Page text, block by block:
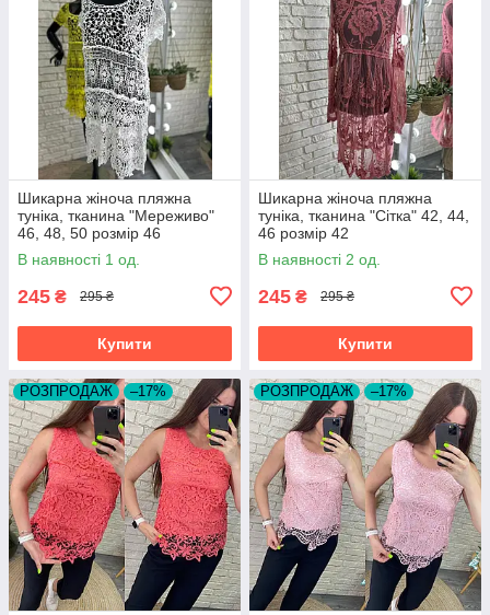
Шикарна жіноча пляжна
туніка, тканина "Мереживо"
46, 48, 50 розмір 46
В наявності 1 од.
245 ₴ 295 ₴
Купити
Шикарна жіноча пляжна
туніка, тканина "Сітка" 42, 44,
46 розмір 42
В наявності 2 од.
245 ₴ 295 ₴
Купити
РОЗПРОДАЖ –17% РОЗПРОДАЖ –17%